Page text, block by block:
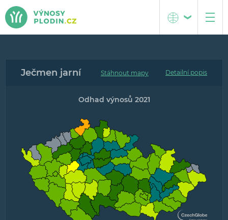
Metodika
Popis interaktivních map
Tým projektu
Kontakt
Střední Evropa
Ječmen jarní Detailní popis
Odhad výnosů 2021